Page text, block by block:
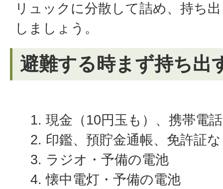
リュックに分散して詰め、持ち
しましょう。
避難する時まず持ち出
現金（10円玉も）、携帯電
印鑑、預貯金通帳、免許証
ラジオ・予備の電池
懐中電灯・予備の電池